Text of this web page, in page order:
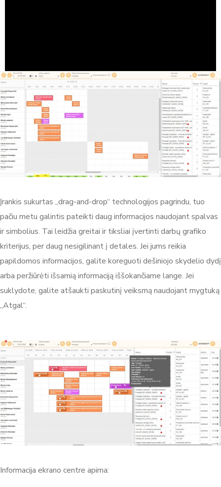
Įrankis sukurtas „drag-and-drop“ technologijos pagrindu, tuo
pačiu metu galintis pateikti daug informacijos naudojant spalvas
ir simbolius. Tai leidžia greitai ir tiksliai įvertinti darbų grafiko
kriterijus, per daug nesigilinant į detales. Jei jums reikia
papildomos informacijos, galite koreguoti dešiniojo skydelio dydį
arba peržiūrėti išsamią informaciją iššokančiame lange. Jei
suklydote, galite atšaukti paskutinį veiksmą naudojant mygtuką
„Atgal“.
Informacija ekrano centre apima: